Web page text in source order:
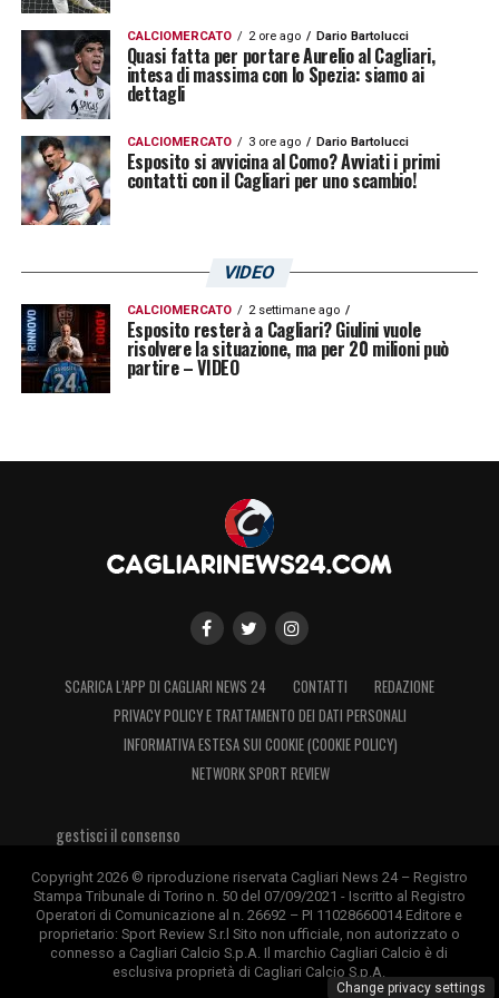
il consolidamento della categoria, la prima
partita ci ha già insegnato qualcosa».
Dichiarazioni raccolte da Sergio Cadeddu
LA PLAYLIST DELLE NOSTRE TOP NEWS
CALCIOMERCATO 2 ore ago Dario Bartolucci
Quasi fatta per portare Aurelio al Cagliari,
intesa di massima con lo Spezia: siamo ai
dettagli
CALCIOMERCATO 3 ore ago Dario Bartolucci
Esposito si avvicina al Como? Avviati i primi
contatti con il Cagliari per uno scambio!
VIDEO
CALCIOMERCATO 2 settimane ago
Esposito resterà a Cagliari? Giulini vuole
risolvere la situazione, ma per 20 milioni può
partire – VIDEO
SCARICA L’APP DI CAGLIARI NEWS 24 CONTATTI
REDAZIONE
PRIVACY POLICY E TRATTAMENTO DEI DATI PERSONALI
INFORMATIVA ESTESA SUI COOKIE (COOKIE POLICY)
NETWORK SPORT REVIEW
gestisci il consenso
Copyright 2026 © riproduzione riservata Cagliari News 24 – Registro
Stampa Tribunale di Torino n. 50 del 07/09/2021 - Iscritto al Registro
Operatori di Comunicazione al n. 26692 – PI 11028660014 Editore e
proprietario: Sport Review S.r.l Sito non ufficiale, non autorizzato o
connesso a Cagliari Calcio S.p.A. Il marchio Cagliari Calcio è di
esclusiva proprietà di Cagliari Calcio S.p.A.
Change privacy settings